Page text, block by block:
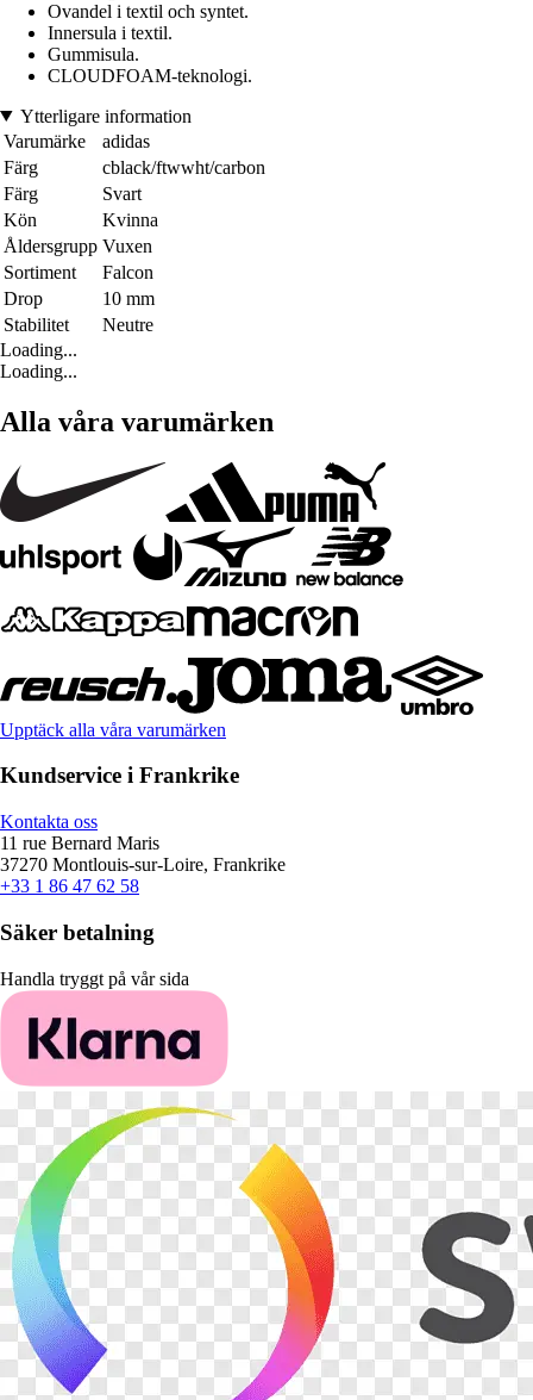
Ovandel i textil och syntet.
Innersula i textil.
Gummisula.
CLOUDFOAM-teknologi.
Ytterligare information
Varumärke
adidas
Färg
cblack/ftwwht/carbon
Färg
Svart
Kön
Kvinna
Åldersgrupp Vuxen
Sortiment
Falcon
Drop
10 mm
Stabilitet
Neutre
Loading...
Loading...
Alla våra varumärken
Upptäck alla våra varumärken
Kundservice i Frankrike
Kontakta oss
11 rue Bernard Maris
37270 Montlouis-sur-Loire, Frankrike
+33 1 86 47 62 58
Säker betalning
Handla tryggt på vår sida